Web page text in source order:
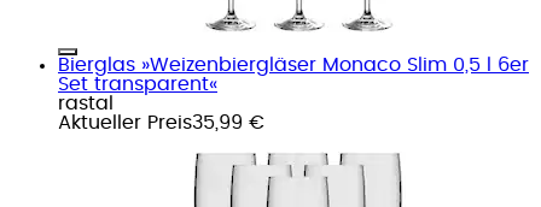
Bierglas »Weizenbiergläser Monaco Slim 0,5 l 6er
Set transparent«
rastal
Aktueller Preis35,99 €